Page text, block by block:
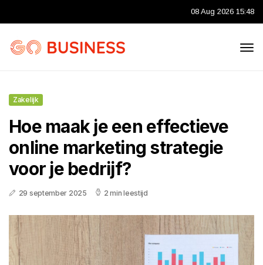
08 Aug 2026 15:48
Zakelijk
Hoe maak je een effectieve
online marketing strategie
voor je bedrijf?
29 september 2025 2 min leestijd